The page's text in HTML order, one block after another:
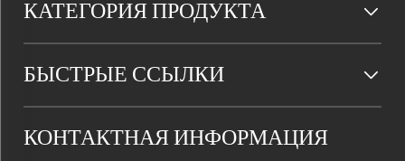
КАТЕГОРИЯ ПРОДУКТА
БЫСТРЫЕ ССЫЛКИ
КОНТАКТНАЯ ИНФОРМАЦИЯ